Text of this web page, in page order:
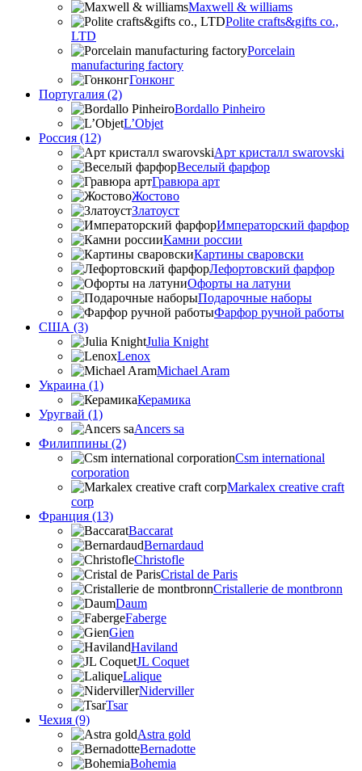
Maxwell & williams
Polite crafts&gifts co.,
LTD
Porcelain
manufacturing factory
Гонконг
Португалия (2)
Bordallo Pinheiro
L’Objet
Россия (12)
Арт кристалл swarovski
Веселый фарфор
Гравюра арт
Жостово
Златоуст
Императорский фарфор
Камни россии
Картины сваровски
Лефортовский фарфор
Офорты на латуни
Подарочные наборы
Фарфор ручной работы
США (3)
Julia Knight
Lenox
Michael Aram
Украина (1)
Керамика
Уругвай (1)
Ancers sa
Филиппины (2)
Csm international
corporation
Markalex creative craft
corp
Франция (13)
Baccarat
Bernardaud
Christofle
Cristal de Paris
Cristallerie de montbronn
Daum
Faberge
Gien
Haviland
JL Coquet
Lalique
Niderviller
Tsar
Чехия (9)
Astra gold
Bernadotte
Bohemia